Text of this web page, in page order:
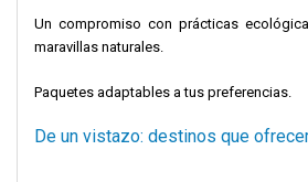
Un compromiso con prácticas
maravillas naturales.
Paquetes adaptables a tus preferencias.
De un vistazo: destinos que